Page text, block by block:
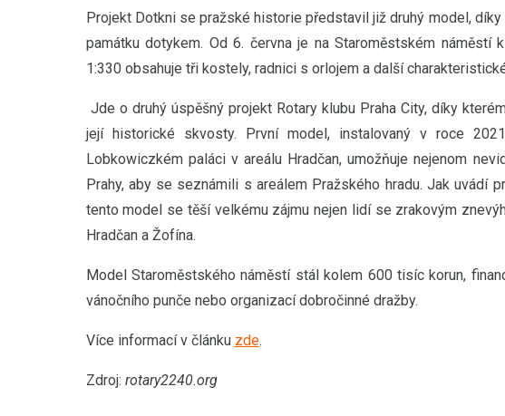
Projekt Dotkni se pražské historie představil již druhý model,
památku dotykem. Od 6. června je na Staroměstském
1:330 obsahuje tři kostely, radnici s orlojem a další
Jde o druhý úspěšný projekt Rotary klubu Praha City, díky
její historické skvosty. První model, instalovaný v roce
Lobkowiczkém paláci v areálu Hradčan, umožňuje nejenom
Prahy, aby se seznámili s areálem Pražského hradu. Jak uvádí
tento model se těší velkému zájmu nejen lidí se zrakovým
Hradčan a Žofína.
Model Staroměstského náměstí stál kolem 600 tisíc korun,
vánočního punče nebo organizací dobročinné dražby.
Více informací v článku zde.
Zdroj: rotary2240.org